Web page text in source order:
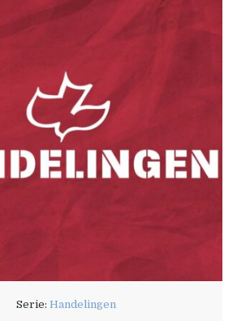
Serie:Handelingen